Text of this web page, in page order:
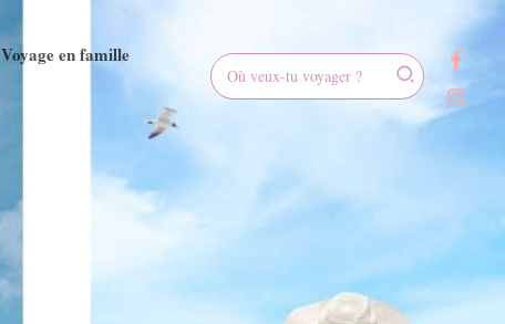
Voyage en famille
Rechercher: